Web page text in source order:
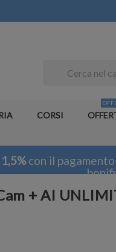
CORSI
con il
+ AI